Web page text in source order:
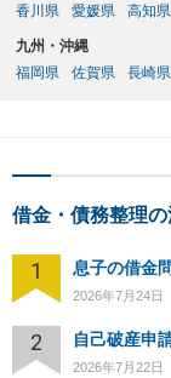
香川県
愛媛県 高知県
九州・沖縄
福岡県
佐賀県 長崎県
借金・債務整理
1
2026年7月24日
2 自己破産申
2026年7月22日